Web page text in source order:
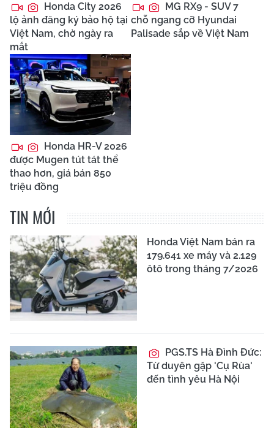
Honda City 2026
lộ ảnh đăng ký bảo hộ tại
Việt Nam, chờ ngày ra
mắt
MG RX9 - SUV 7
chỗ ngang cỡ Hyundai
Palisade sắp về Việt Nam
Honda HR-V 2026
được Mugen tút tát thể
thao hơn, giá bán 850
triệu đồng
TIN MỚI
Honda Việt Nam bán ra
179.641 xe máy và 2.129
ôtô trong tháng 7/2026
PGS.TS Hà Đình Đức:
Từ duyên gặp 'Cụ Rùa'
đến tình yêu Hà Nội